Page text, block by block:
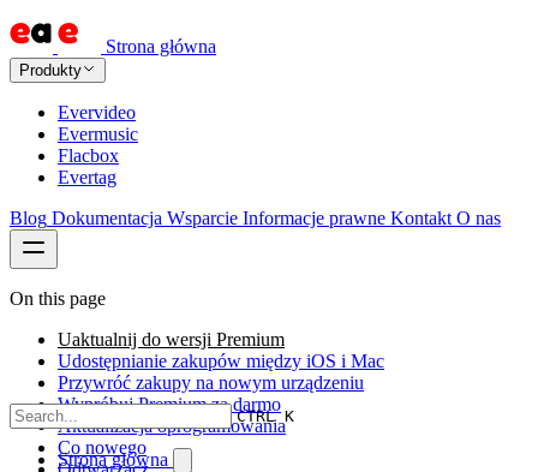
Strona główna
Produkty
Evervideo
Evermusic
Flacbox
Evertag
Blog Dokumentacja Wsparcie Informacje prawne Kontakt O nas
CTRL K
Strona główna
On this page
Uaktualnij do wersji Premium
Udostępnianie zakupów między iOS i Mac
Przywróć zakupy na nowym urządzeniu
Wypróbuj Premium za darmo
Aktualizacja oprogramowania
Co nowego